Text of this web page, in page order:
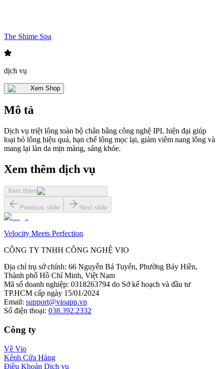
The Shime Spa
dịch vụ
Xem Shop
Mô tả
Dịch vụ triệt lông toàn bộ chân bằng công nghệ IPL hiện đại giúp
loại bỏ lông hiệu quả, hạn chế lông mọc lại, giảm viêm nang lông và
mang lại làn da mịn màng, sáng khỏe.
Xem thêm dịch vụ
Xem thêm
Previous slide Next slide
Velocity Meets Perfection
CÔNG TY TNHH CÔNG NGHỆ VIO
Địa chỉ trụ sở chính: 66 Nguyễn Bá Tuyển, Phường Bảy Hiền,
Thành phố Hồ Chí Minh, Việt Nam
Mã số doanh nghiệp: 0318263794 do Sở kế hoạch và đầu tư
TP.HCM cấp ngày 15/01/2024
Email: support@vioapp.vn
Số điện thoại: 038.392.2332
Công ty
Về Vio
Kênh Cửa Hàng
Điều Khoản Dịch vụ